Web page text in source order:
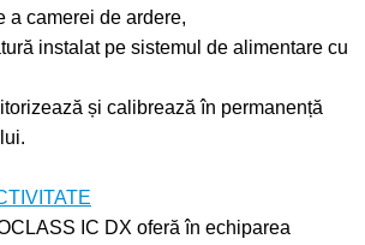
a camerei de ardere,
instalat pe sistemul de alimentare cu
și calibrează în permanență
IC DX oferă în echiparea